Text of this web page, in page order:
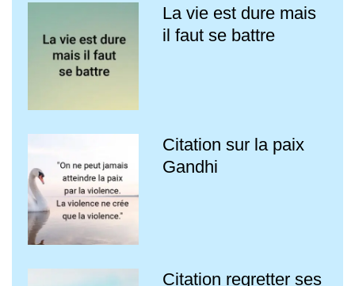
La vie est dure mais
il faut se battre
Citation sur la paix
Gandhi
Citation regretter ses